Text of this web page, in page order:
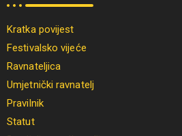
Kratka povijest
Festivalsko vijeće
Ravnateljica
Umjetnički ravnatelj
Pravilnik
Statut